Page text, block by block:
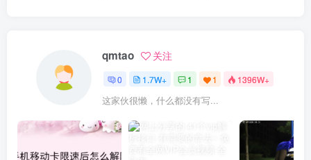
qmtao 关注
0 1.7W+ 1 1 1396W+
这家伙很懒，什么都没有写...